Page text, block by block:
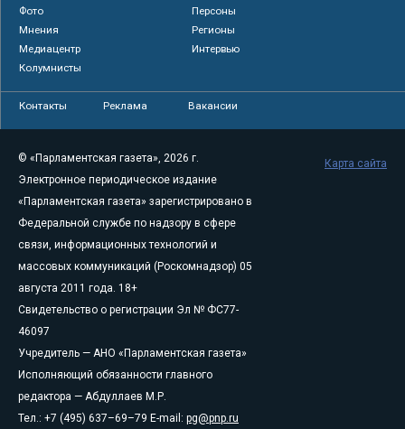
Фото
Персоны
Мнения
Регионы
Медиацентр
Интервью
Колумнисты
Контакты Реклама Вакансии
© «Парламентская газета», 2026 г.
Электронное периодическое издание
«Парламентская газета» зарегистрировано в
Федеральной службе по надзору в сфере
связи, информационных технологий и
массовых коммуникаций (Роскомнадзор) 05
августа 2011 года. 18+
Свидетельство о регистрации Эл № ФС77-
46097
Учредитель — АНО «Парламентская газета»
Исполняющий обязанности главного
редактора — Абдуллаев М.Р.
Тел.: +7 (495) 637–69–79 E-mail: pg@pnp.ru
Карта сайта